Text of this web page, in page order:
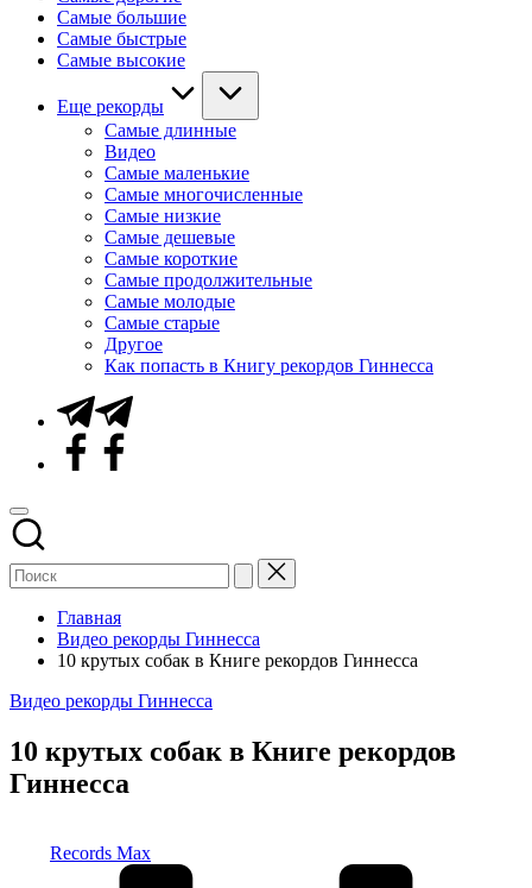
Самые большие
Самые быстрые
Самые высокие
Еще рекорды
Самые длинные
Видео
Самые маленькие
Самые многочисленные
Самые низкие
Самые дешевые
Самые короткие
Самые продолжительные
Самые молодые
Самые старые
Другое
Как попасть в Книгу рекордов Гиннесса
Telegram
Facebook
Главная
Видео рекорды Гиннесса
10 крутых собак в Книге рекордов Гиннесса
Опубликовано
Видео рекорды Гиннесса
10 крутых собак в Книге рекордов
Гиннесса
Records Max